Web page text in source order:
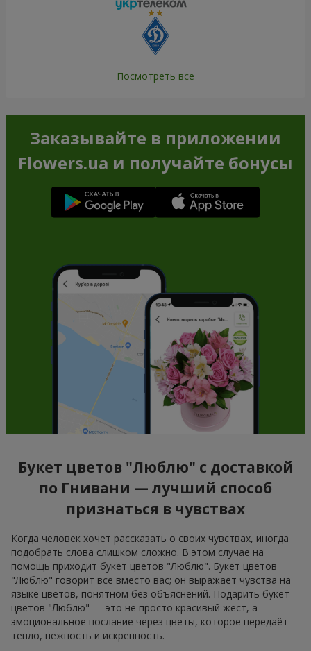
Посмотреть все
Заказывайте в приложении
Flowers.ua и получайте бонусы
Букет цветов "Люблю" с доставкой
по Гнивани — лучший способ
признаться в чувствах
Когда человек хочет рассказать о своих чувствах, иногда
подобрать слова слишком сложно. В этом случае на
помощь приходит букет цветов "Люблю". Букет цветов
"Люблю" говорит всё вместо вас; он выражает чувства на
языке цветов, понятном без объяснений. Подарить букет
цветов "Люблю" — это не просто красивый жест, а
эмоциональное послание через цветы, которое передаёт
тепло, нежность и искренность.